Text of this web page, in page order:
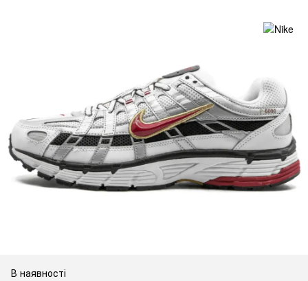
В наявності